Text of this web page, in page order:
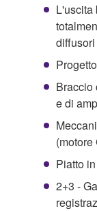
L'uscita
diffusori
Braccio
e di
(motore
Piatto
2+3 -